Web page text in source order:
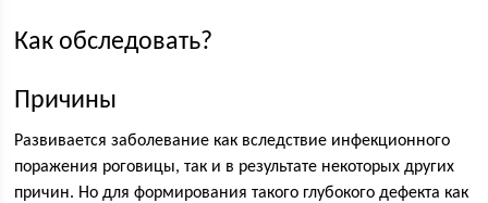
Как обследовать?
Причины
Развивается заболевание как вследствие инфекционного
поражения роговицы, так и в результате некоторых других
причин. Но для формирования такого глубокого дефекта как